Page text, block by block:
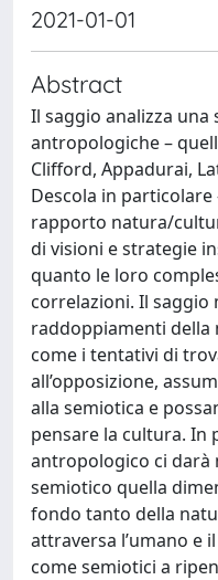
2021-01-01
Abstract
Il saggio analizza
antropologiche –
Clifford, Appadurai,
Descola in
rapporto natura/
di visioni e strategie
quanto le loro
correlazioni. Il saggio
raddoppiamenti della
come i tentativi di
all’opposizione,
alla semiotica e
pensare la cultura. In
antropologico ci darà
semiotico quella
fondo tanto della
attraversa l’umano e
come semiotici a